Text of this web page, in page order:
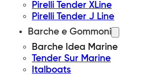
Pirelli Tender XLine
Pirelli Tender J Line
Barche e Gommoni
Barche Idea Marine
Tender Sur Marine
Italboats